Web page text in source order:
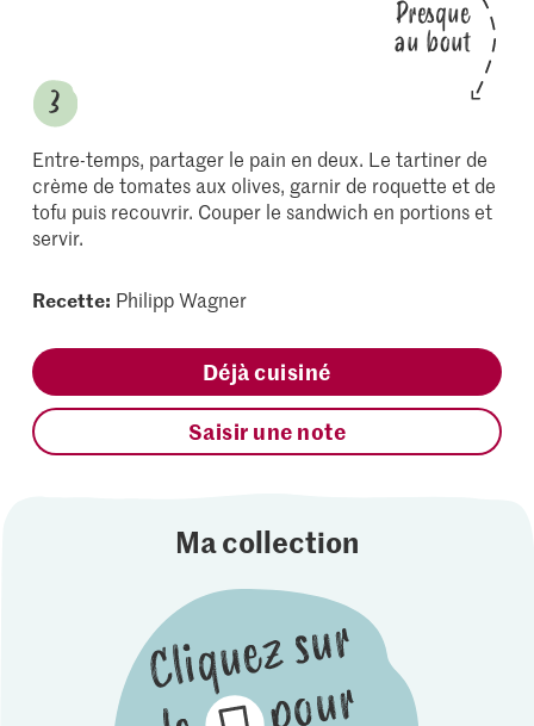
Presque
au bout
Entre-temps, partager le pain en deux. Le tartiner de
crème de tomates aux olives, garnir de roquette et de
tofu puis recouvrir. Couper le sandwich en portions et
servir.
Recette: Philipp Wagner
Déjà cuisiné
Saisir une note
Ma collection